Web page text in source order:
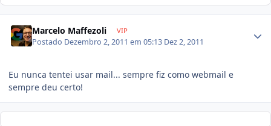
Marcelo Maffezoli VIP
Postado Dezembro 2, 2011 em 05:13 Dez 2, 2011
Eu nunca tentei usar mail... sempre fiz como webmail e
sempre deu certo!